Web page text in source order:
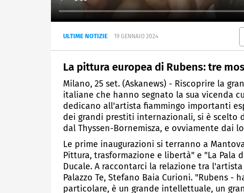
ULTIME NOTIZIE 19 GENNAIO 2024
La pittura europea di Rubens: tre
Milano, 25 set. (Askanews) - Riscoprire la
italiane che hanno segnato la sua vicenda
dedicano all'artista fiammingo importanti
dei grandi prestiti internazionali, si è scelto
dal Thyssen-Bornemisza, e ovviamente dai
Le prime inaugurazioni si terranno a
Pittura, trasformazione e libertà" e "La Pala
Ducale. A raccontarci la relazione tra
Palazzo Te, Stefano Baia Curioni. "Rubens
particolare, è un grande intellettuale, un